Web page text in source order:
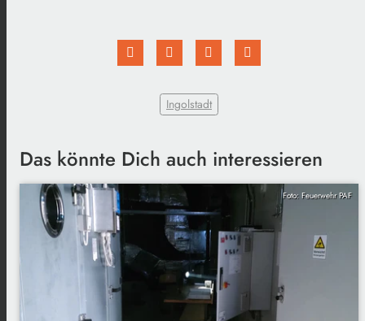
Ingolstadt
Das könnte Dich auch interessieren
Foto: Feuerwehr PAF